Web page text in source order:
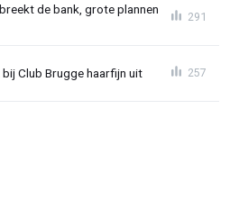
breekt de bank, grote plannen
291
Club Brugge haarfijn uit 257